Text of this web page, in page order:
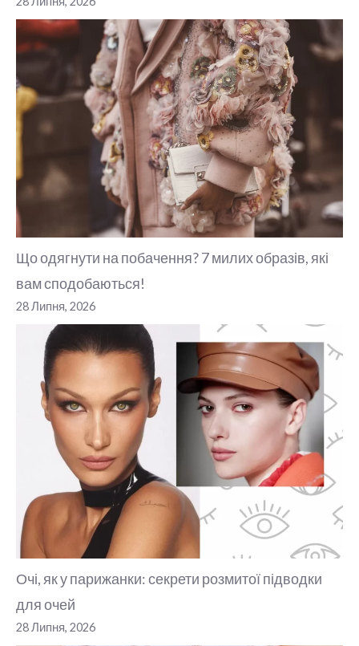
Що одягнути на побачення? 7 милих образів, які
вам сподобаються!
28 Липня, 2026
Очі, як у парижанки: секрети розмитої підводки
для очей
28 Липня, 2026